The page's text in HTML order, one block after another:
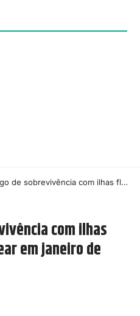
com ilhas flutuantes, vai estrear em janeiro de 2025
com ilhas
em janeiro de